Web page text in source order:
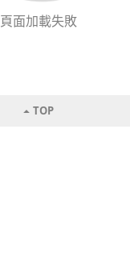
頁面加載失敗
TOP